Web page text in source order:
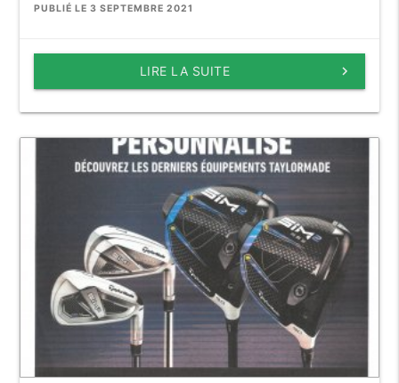
PUBLIÉ LE 3 SEPTEMBRE 2021
keyboard_arrow_right
LIRE LA SUITE